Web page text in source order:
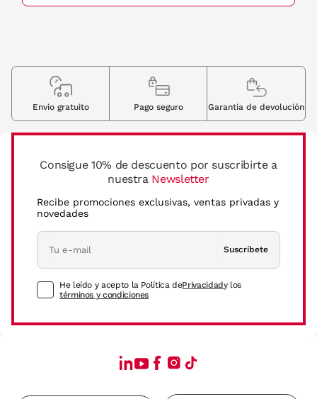
Consigue 10% de descuento por suscribirte a
nuestra Newsletter
Recibe promociones exclusivas, ventas privadas y
novedades
Suscríbete
He leído y acepto la Política dePrivacidady los
términos y condiciones
Envio gratuito Pago seguro Garantia de devolución